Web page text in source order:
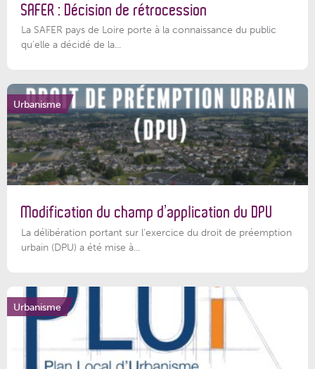
SAFER : Décision de rétrocession
La SAFER pays de Loire porte à la connaissance du public
qu’elle a décidé de la...
Urbanisme
Modification du champ d’application du DPU
La délibération portant sur l’exercice du droit de préemption
urbain (DPU) a été mise à...
Urbanisme